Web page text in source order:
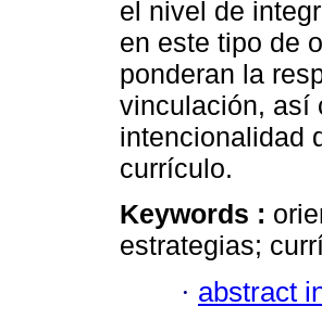
el nivel de
en este tipo de
ponderan la
vinculación, así
intencionalidad
currículo.
Keywords :
estrategias;
· abstract